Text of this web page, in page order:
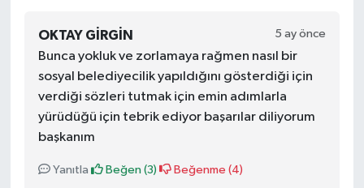
OKTAY GIRGIN 5 ay önce
Bunca yokluk ve zorlamaya rağmen nasıl bir
sosyal belediyecilik yapıldığını gösterdiği için
verdiği sözleri tutmak için emin adımlarla
yürüdüğü için tebrik ediyor başarılar diliyorum
başkanım
Yanıtla Beğen (3) Beğenme (4)